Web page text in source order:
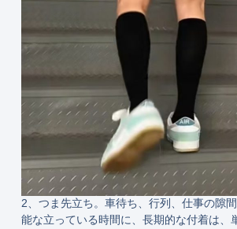
2、つま先立ち。車待ち、行列、仕事の隙
能な立っている時間に、長期的な付着は、